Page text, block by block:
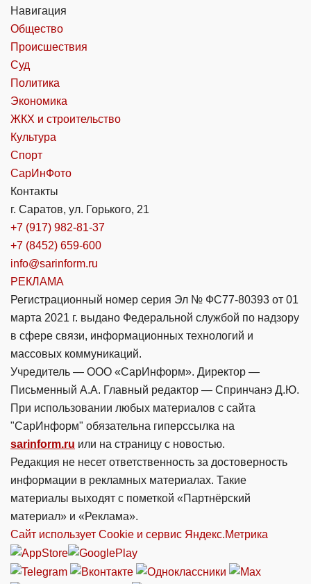
Навигация
Общество
Происшествия
Суд
Политика
Экономика
ЖКХ и строительство
Культура
Спорт
СарИнФото
Контакты
г. Саратов, ул. Горького, 21
+7 (917) 982-81-37
+7 (8452) 659-600
info@sarinform.ru
РЕКЛАМА
Регистрационный номер серия Эл № ФС77-80393 от 01
марта 2021 г. выдано Федеральной службой по надзору
в сфере связи, информационных технологий и
массовых коммуникаций.
Учредитель — ООО «СарИнформ». Директор —
Письменный А.А. Главный редактор — Спринчанэ Д.Ю.
При использовании любых материалов с сайта
"СарИнформ" обязательна гиперссылка на
sarinform.ru или на страницу с новостью.
Редакция не несет ответственность за достоверность
информации в рекламных материалах. Такие
материалы выходят с пометкой «Партнёрский
материал» и «Реклама».
Сайт использует Cookie и сервиc Яндекс.Метрика